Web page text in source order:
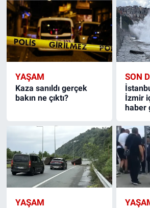
YAŞAM
Kaza sanıldı gerçek
bakın ne çıktı?
SON
İzmir
haber
YAŞAM